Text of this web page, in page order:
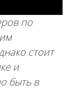
по
стоит
и
быть в